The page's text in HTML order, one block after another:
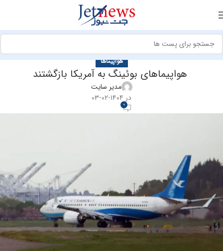
هواپیماها
هواپیماهای بوئینگ به آمریکا بازگشتند
مدیر سایت
در ۱۴۰۴-۰۲-۰۳
0